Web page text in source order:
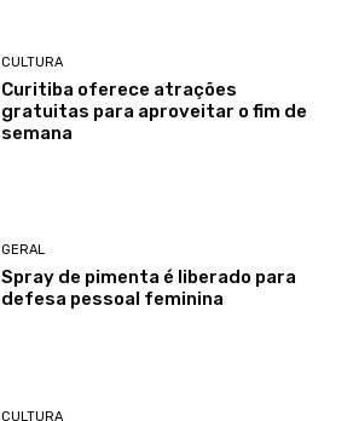
CULTURA
Curitiba oferece atrações
gratuitas para aproveitar o fim de
semana
GERAL
Spray de pimenta é liberado para
defesa pessoal feminina
CULTURA